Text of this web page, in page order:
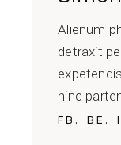
Alienum
detraxit
hinc
FB. BE.